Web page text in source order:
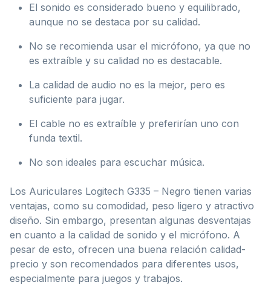
El sonido es considerado bueno y equilibrado,
aunque no se destaca por su calidad.
No se recomienda usar el micrófono, ya que no
es extraíble y su calidad no es destacable.
La calidad de audio no es la mejor, pero es
suficiente para jugar.
El cable no es extraíble y preferirían uno con
funda textil.
No son ideales para escuchar música.
Los Auriculares Logitech G335 – Negro tienen varias
ventajas, como su comodidad, peso ligero y atractivo
diseño. Sin embargo, presentan algunas desventajas
en cuanto a la calidad de sonido y el micrófono. A
pesar de esto, ofrecen una buena relación calidad-
precio y son recomendados para diferentes usos,
especialmente para juegos y trabajos.